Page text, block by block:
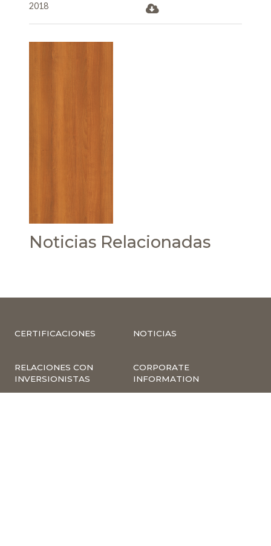
2018
Noticias Relacionadas
CERTIFICACIONES NOTICIAS
RELACIONES CON
INVERSIONISTAS
CORPORATE
INFORMATION